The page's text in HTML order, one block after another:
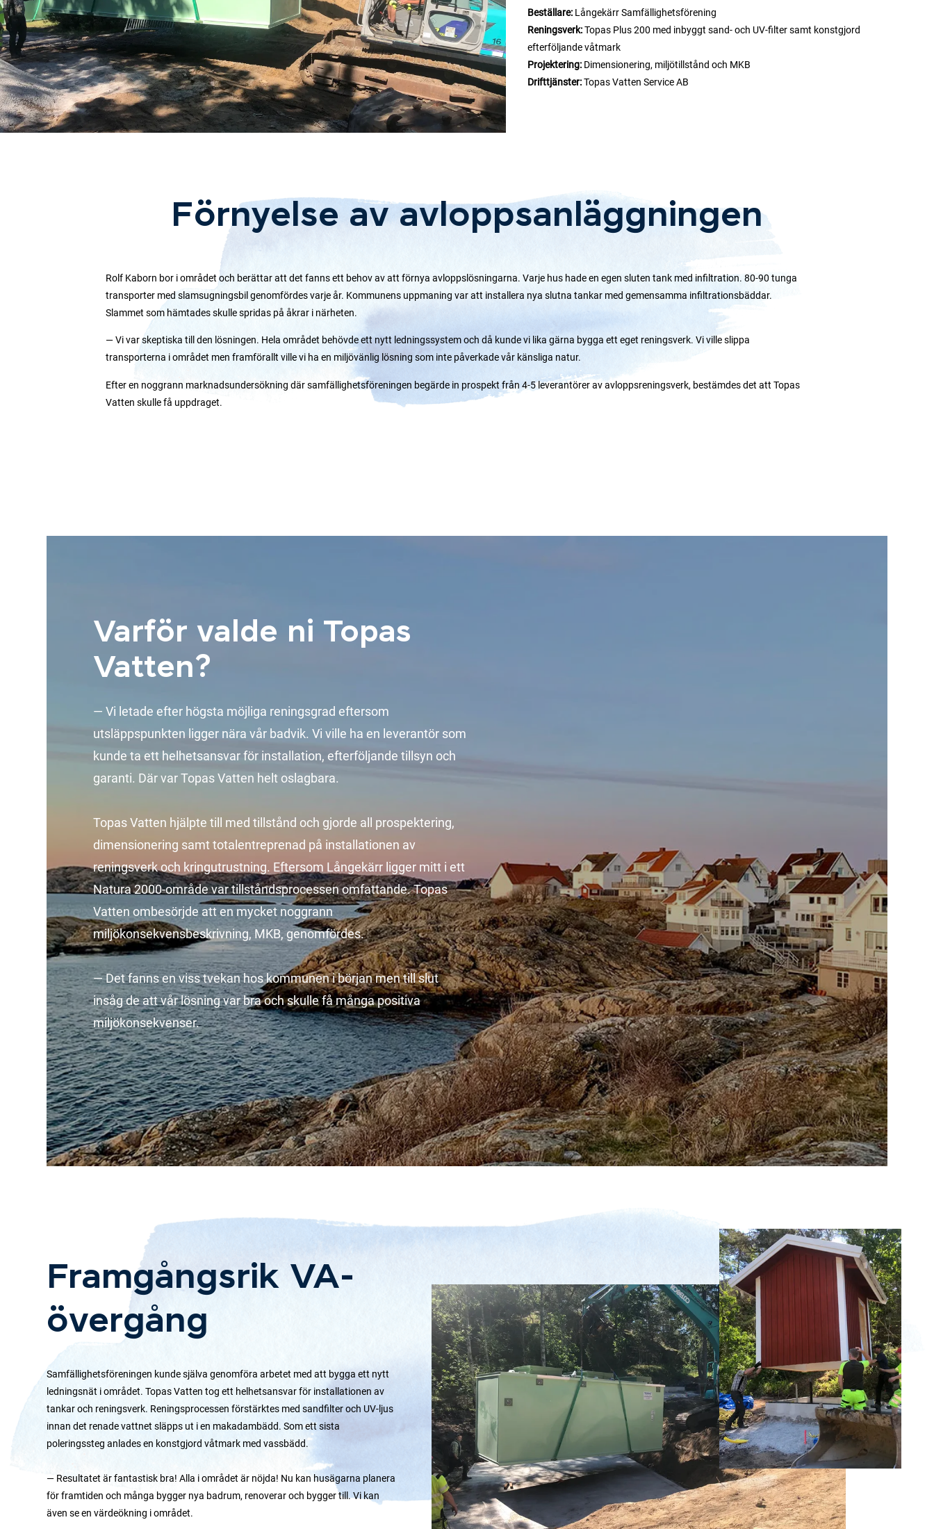
Beställare:Långekärr Samfällighetsförening
Reningsverk:Topas Plus 200 med inbyggt sand- och UV-filter samt konstgjord
efterföljande våtmark
Projektering:Dimensionering, miljötillstånd och MKB
Drifttjänster:Topas Vatten Service AB
Förnyelse av avloppsanläggningen
Rolf Kaborn bor i området och berättar att det fanns ett behov av att förnya avloppslösningarna. Varje hus hade en egen sluten tank med infiltration. 80-90 tunga
transporter med slamsugningsbil genomfördes varje år. Kommunens uppmaning var att installera nya slutna tankar med gemensamma infiltrationsbäddar.
Slammet som hämtades skulle spridas på åkrar i närheten.
— Vi var skeptiska till den lösningen. Hela området behövde ett nytt ledningssystem och då kunde vi lika gärna bygga ett eget reningsverk. Vi ville slippa
transporterna i området men framförallt ville vi ha en miljövänlig lösning som inte påverkade vår känsliga natur.
Efter en noggrann marknadsundersökning där samfällighetsföreningen begärde in prospekt från 4-5 leverantörer av avloppsreningsverk, bestämdes det att Topas
Vatten skulle få uppdraget.
Varför valde ni Topas
Vatten?
— Vi letade efter högsta möjliga reningsgrad eftersom
utsläppspunkten ligger nära vår badvik. Vi ville ha en leverantör som
kunde ta ett helhetsansvar för installation, efterföljande tillsyn och
garanti. Där var Topas Vatten helt oslagbara.
Topas Vatten hjälpte till med tillstånd och gjorde all prospektering,
dimensionering samt totalentreprenad på installationen av
reningsverk och kringutrustning. Eftersom Långekärr ligger mitt i ett
Natura 2000-område var tillståndsprocessen omfattande. Topas
Vatten ombesörjde att en mycket noggrann
miljökonsekvensbeskrivning, MKB, genomfördes.
— Det fanns en viss tvekan hos kommunen i början men till slut
insåg de att vår lösning var bra och skulle få många positiva
miljökonsekvenser.
Framgångsrik VA-
övergång
Samfällighetsföreningen kunde själva genomföra arbetet med att bygga ett nytt
ledningsnät i området. Topas Vatten tog ett helhetsansvar för installationen av
tankar och reningsverk. Reningsprocessen förstärktes med sandfilter och UV-ljus
innan det renade vattnet släpps ut i en makadambädd. Som ett sista
poleringssteg anlades en konstgjord våtmark med vassbädd.
— Resultatet är fantastisk bra! Alla i området är nöjda! Nu kan husägarna planera
för framtiden och många bygger nya badrum, renoverar och bygger till. Vi kan
även se en värdeökning i området.